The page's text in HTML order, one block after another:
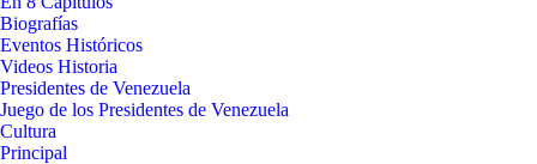
Biografías
Eventos Históricos
Videos Historia
Presidentes de Venezuela
Juego de los Presidentes de Venezuela
Cultura
Principal